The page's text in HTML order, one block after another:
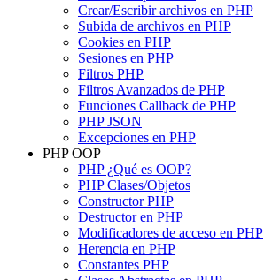
Crear/Escribir archivos en PHP
Subida de archivos en PHP
Cookies en PHP
Sesiones en PHP
Filtros PHP
Filtros Avanzados de PHP
Funciones Callback de PHP
PHP JSON
Excepciones en PHP
PHP OOP
PHP ¿Qué es OOP?
PHP Clases/Objetos
Constructor PHP
Destructor en PHP
Modificadores de acceso en PHP
Herencia en PHP
Constantes PHP